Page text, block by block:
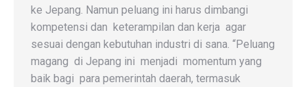
ke Jepang. Namun peluang ini harus dimbangi
kompetensi dan keterampilan dan kerja agar
sesuai dengan kebutuhan industri di sana. “Peluang
magang di Jepang ini menjadi momentum yang
baik bagi para pemerintah daerah, termasuk